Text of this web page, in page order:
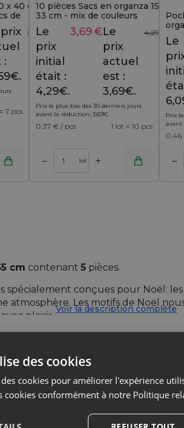
x 40 cm
de
20,49
:
7 pcs
10 pièces Sacs en organza 15 x
33 cm - mix de couleurs
4,29
Le
prix
initial
était :
4,29€.
3,69€Le
prix
actuel
est :
3,69€.
Prix le plus bas des 30 derniers jours
avant la réduction: 3,69€
0,37 € / pcs 1 lot = 10 pcs
– lot +
Le
Prix
avant
0,46
–
Ajouter au panier
cm contenant 5 pièces.
spécialement conçues pour Noël:
atmosphère. Les motifs de Noël
plaisir.
chauds - peut-être le téléphone
Voir la description complète
Organza
des cookies
cookies pour améliorer l'expérience
cookies conformément à notre Politique